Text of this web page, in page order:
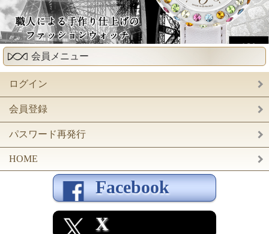
会員メニュー
ログイン
会員登録
パスワード再発行
HOME
Facebook
X